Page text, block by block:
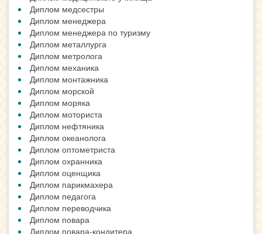
Диплом медсестры
Диплом менеджера
Диплом менеджера по туризму
Диплом металлурга
Диплом метролога
Диплом механика
Диплом монтажника
Диплом морской
Диплом моряка
Диплом моториста
Диплом нефтяника
Диплом океанолога
Диплом оптометриста
Диплом охранника
Диплом оценщика
Диплом парикмахера
Диплом педагога
Диплом переводчика
Диплом повара
Диплом повара-кондитера